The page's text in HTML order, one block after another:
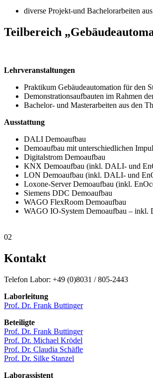
diverse Projekt-und Bachelorarbeiten
Teilbereich
Lehrveranstaltungen
Praktikum Gebäudeautomation für den
Demonstrationsaufbauten im Rahmen
Bachelor- und Masterarbeiten aus den
Ausstattung
DALI Demoaufbau
Demoaufbau mit unterschiedlichen
Digitalstrom Demoaufbau
KNX Demoaufbau (inkl. DALI- und
LON Demoaufbau (inkl. DALI- und
Loxone-Server Demoaufbau (inkl.
Siemens DDC Demoaufbau
WAGO FlexRoom Demoaufbau
WAGO IO-System Demoaufbau –
02
Kontakt
Telefon Labor: +49 (0)8031 / 805-2443
Laborleitung
Prof. Dr. Frank Buttinger
Beteiligte
Prof. Dr. Frank Buttinger
Prof. Dr. Michael Krödel
Prof. Dr. Claudia Schäfle
Prof. Dr. Silke Stanzel
Laborassistent